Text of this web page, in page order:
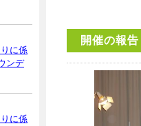
開催の報告
に係
ンデ
に係